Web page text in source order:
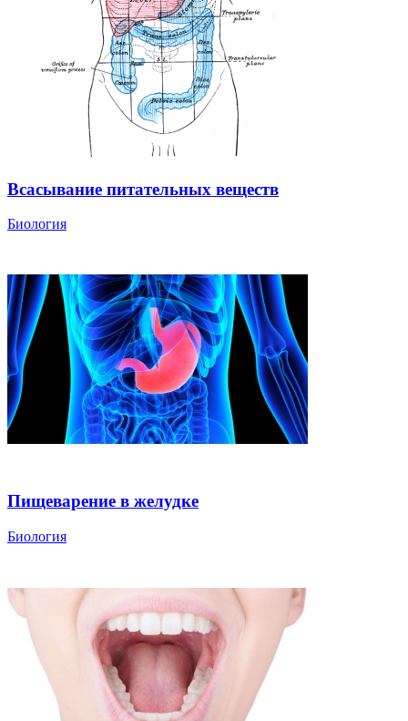
Всасывание питательных веществ
Биология
Пищеварение в желудке
Биология